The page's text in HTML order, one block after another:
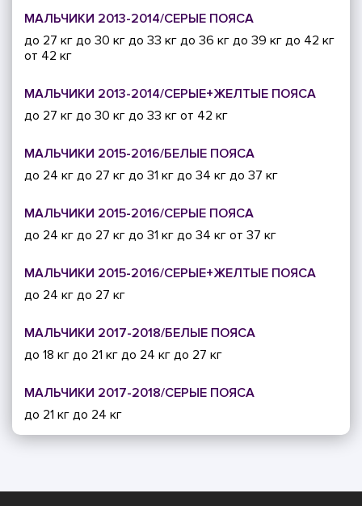
МАЛЬЧИКИ 2013-2014/СЕРЫЕ ПОЯСА
до 27 кг до 30 кг до 33 кг до 36 кг до 39 кг до 42 кг
от 42 кг
МАЛЬЧИКИ 2013-2014/СЕРЫЕ+ЖЕЛТЫЕ ПОЯСА
до 27 кг до 30 кг до 33 кг от 42 кг
МАЛЬЧИКИ 2015-2016/БЕЛЫЕ ПОЯСА
до 24 кг до 27 кг до 31 кг до 34 кг до 37 кг
МАЛЬЧИКИ 2015-2016/СЕРЫЕ ПОЯСА
до 24 кг до 27 кг до 31 кг до 34 кг от 37 кг
МАЛЬЧИКИ 2015-2016/СЕРЫЕ+ЖЕЛТЫЕ ПОЯСА
до 24 кг до 27 кг
МАЛЬЧИКИ 2017-2018/БЕЛЫЕ ПОЯСА
до 18 кг до 21 кг до 24 кг до 27 кг
МАЛЬЧИКИ 2017-2018/СЕРЫЕ ПОЯСА
до 21 кг до 24 кг